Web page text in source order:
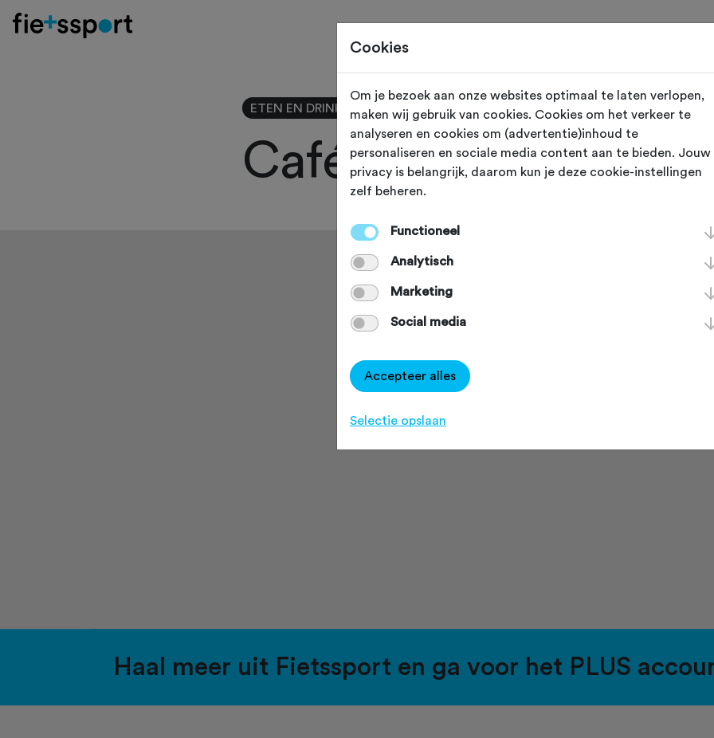
ETEN EN DRINKEN Diksmuide
Café 't Rooneplezier
Haal meer uit Fietssport en ga voor het PLUS
Cookies
Om je bezoek aan onze websites optimaal te laten verlopen,
maken wij gebruik van cookies. Cookies om het verkeer te
analyseren en cookies om (advertentie)inhoud te
personaliseren en sociale media content aan te bieden. Jouw
privacy is belangrijk, daarom kun je deze cookie-instellingen
zelf beheren.
Functioneel
Analytisch
Marketing
Social media
Accepteer alles
Selectie opslaan